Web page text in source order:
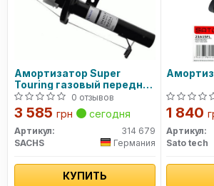
Амортизатор Super
Touring газовый передний
левый 314 679 SACHS
0 отзывов
3 585 грн сегодня
Артикул:
314 679
SACHS
Германия
КУПИТЬ
1 840
Артикул:
Sato tech